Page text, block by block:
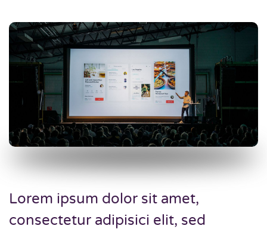
Lorem ipsum dolor sit amet,
consectetur adipisici elit, sed